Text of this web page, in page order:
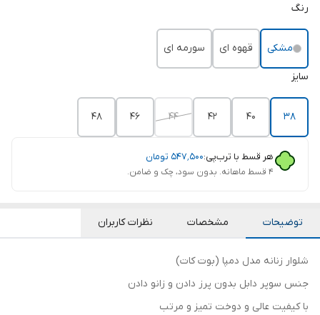
رنگ
مشکی قهوه ای سورمه ای
سایز
38
40
42
44
46
48
هر قسط با ترب‌پی:۵۴۷٬۵۰۰ تومان
۴ قسط ماهانه. بدون سود، چک و ضامن.
توضیحات مشخصات نظرات کاربران
شلوار زنانه مدل دمپا (بوت کات)
جنس سوپر دابل بدون پرز دادن و زانو دادن
با کیفیت عالی و دوخت تمیز و مرتب